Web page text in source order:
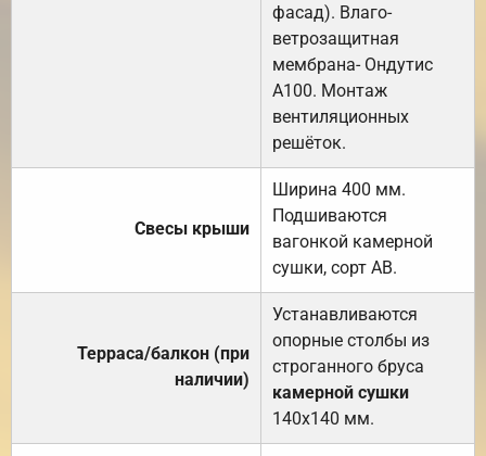
фасад). Влаго-
ветрозащитная
мембрана- Ондутис
А100. Монтаж
вентиляционных
решёток.
Свесы крыши
Ширина 400 мм.
Подшиваются
вагонкой камерной
сушки, сорт АВ.
Терраса/балкон (при
наличии)
Устанавливаются
опорные столбы из
строганного бруса
камерной сушки
140х140 мм.